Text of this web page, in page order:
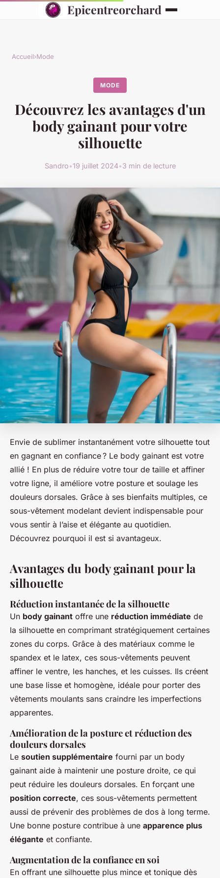
Epicentreorchard
Accueil›Mode
MODE
Découvrez les avantages d'un
body gainant pour votre
silhouette
Sandro•19 juillet 2024•3 min de lecture
Envie de sublimer instantanément votre silhouette tout
en gagnant en confiance ? Le body gainant est votre
allié ! En plus de réduire votre tour de taille et affiner
votre ligne, il améliore votre posture et soulage les
douleurs dorsales. Grâce à ses bienfaits multiples, ce
sous-vêtement modelant devient indispensable pour
vous sentir à l’aise et élégante au quotidien.
Découvrez pourquoi il est si avantageux.
Avantages du body gainant pour la
silhouette
Réduction instantanée de la silhouette
Un body gainant offre une réduction immédiate de
la silhouette en comprimant stratégiquement certaines
zones du corps. Grâce à des matériaux comme le
spandex et le latex, ces sous-vêtements peuvent
affiner le ventre, les hanches, et les cuisses. Ils créent
une base lisse et homogène, idéale pour porter des
vêtements moulants sans craindre les imperfections
apparentes.
Amélioration de la posture et réduction des
douleurs dorsales
Le soutien supplémentaire fourni par un body
gainant aide à maintenir une posture droite, ce qui
peut réduire les douleurs dorsales. En forçant une
position correcte, ces sous-vêtements permettent
aussi de prévenir des problèmes de dos à long terme.
Une bonne posture contribue à une apparence plus
élégante et confiante.
Augmentation de la confiance en soi
En offrant une silhouette plus mince et tonique dès